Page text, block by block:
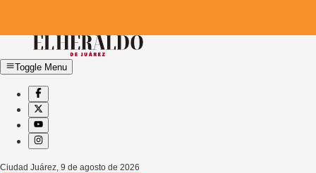
Toggle Menu
Ciudad Juárez 9 de agosto de 2026